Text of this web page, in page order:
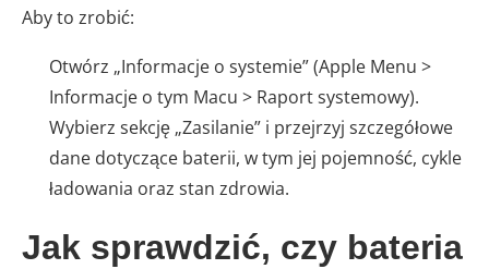
Aby to zrobić:
Otwórz „Informacje o systemie” (Apple Menu >
Informacje o tym Macu > Raport systemowy).
Wybierz sekcję „Zasilanie” i przejrzyj szczegółowe
dane dotyczące baterii, w tym jej pojemność, cykle
ładowania oraz stan zdrowia.
Jak sprawdzić, czy bateria